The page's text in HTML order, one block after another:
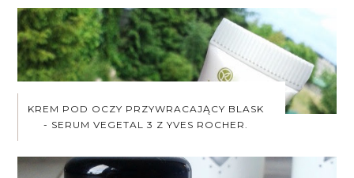
KREM POD OCZY PRZYWRACAJĄCY BLASK
- SERUM VEGETAL 3 Z YVES ROCHER.